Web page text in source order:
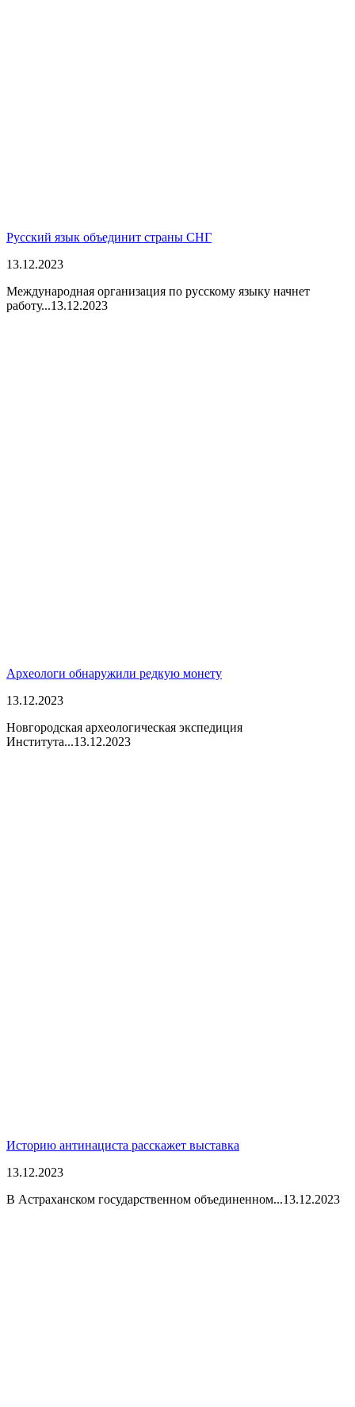
Русский язык объединит страны СНГ
13.12.2023
Международная организация по русскому языку начнет
работу...13.12.2023
Археологи обнаружили редкую монету
13.12.2023
Новгородская археологическая экспедиция
Института...13.12.2023
Историю антинациста расскажет выставка
13.12.2023
В Астраханском государственном объединенном...13.12.2023